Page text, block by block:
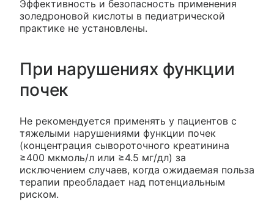
Эффективность и безопасность применения
золедроновой кислоты в педиатрической
практике не установлены.
При нарушениях функции
почек
Не рекомендуется применять у пациентов с
тяжелыми нарушениями функции почек
(концентрация сывороточного креатинина
≥400 мкмоль/л или ≥4.5 мг/дл) за
исключением случаев, когда ожидаемая польза
терапии преобладает над потенциальным
риском.